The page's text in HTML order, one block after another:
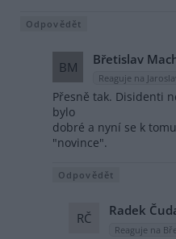
Odpovědět
BM Břetislav
Reaguje na
Přesně tak. Disidenti
bylo
dobré a nyní se k
"novince".
Odpovědět
RČ Radek
Reaguje na